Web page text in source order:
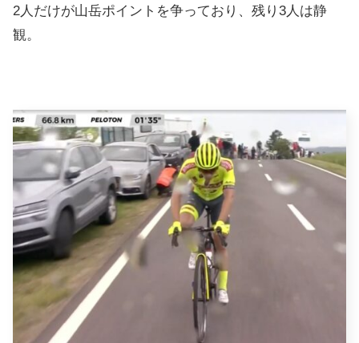
2人だけが山岳ポイントを争っており、残り3人は静
観。